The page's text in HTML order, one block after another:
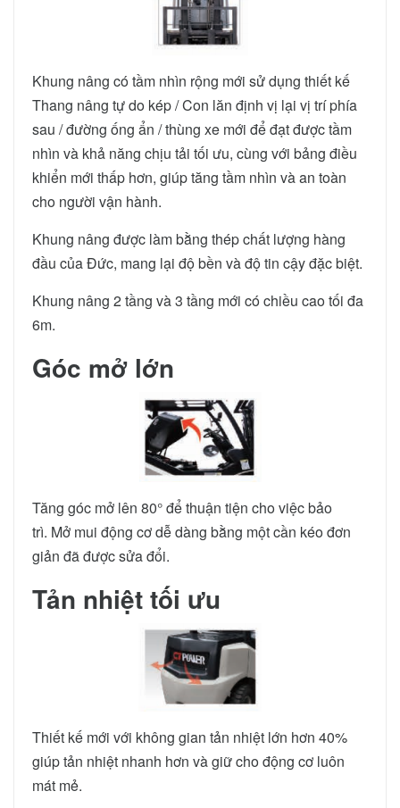
Khung nâng có tầm nhìn rộng mới sử dụng thiết kế
Thang nâng tự do kép / Con lăn định vị lại vị trí phía
sau / đường ống ẩn / thùng xe mới để đạt được tầm
nhìn và khả năng chịu tải tối ưu, cùng với bảng điều
khiển mới thấp hơn, giúp tăng tầm nhìn và an toàn
cho người vận hành.
Khung nâng được làm bằng thép chất lượng hàng
đầu của Đức, mang lại độ bền và độ tin cậy đặc biệt.
Khung nâng 2 tầng và 3 tầng mới có chiều cao tối đa
6m.
Góc mở lớn
Tăng góc mở lên 80° để thuận tiện cho việc bảo
trì. Mở mui động cơ dễ dàng bằng một cần kéo đơn
giản đã được sửa đổi.
Tản nhiệt tối ưu
Thiết kế mới với không gian tản nhiệt lớn hơn 40%
giúp tản nhiệt nhanh hơn và giữ cho động cơ luôn
mát mẻ.